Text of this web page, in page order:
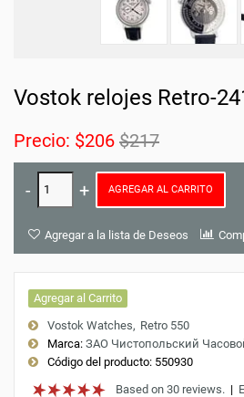
Vostok relojes Retro-
Precio: $206 $217
AGREGAR AL CARRITO
Agregar a la lista de Deseos
Agregar al Carrito
Vostok Watches
Retro 550
Marca: ЗАО Чистопольский
Código del producto: 550930
Based on 30 reviews. |